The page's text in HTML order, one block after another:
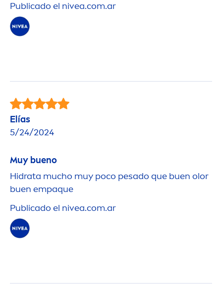
Publicado el nivea.com.ar
Elías
5/24/2024
Muy bueno
Hidrata mucho muy poco pesado que buen olor
buen empaque
Publicado el nivea.com.ar